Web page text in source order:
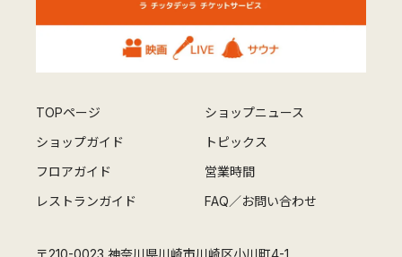
TOPページ
ショップニュース
ショップガイド
トピックス
フロアガイド
営業時間
レストランガイド
FAQ／お問い合わせ
〒210-0023 神奈川県川崎市川崎区小川町4-1